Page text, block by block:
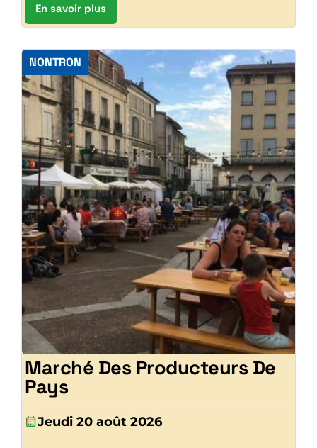
En savoir plus
NONTRON
Marché Des Producteurs De
Pays
Jeudi 20 août 2026